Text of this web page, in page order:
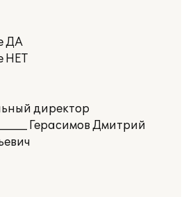
ДА
НЕТ
директор
Герасимов Дмитрий